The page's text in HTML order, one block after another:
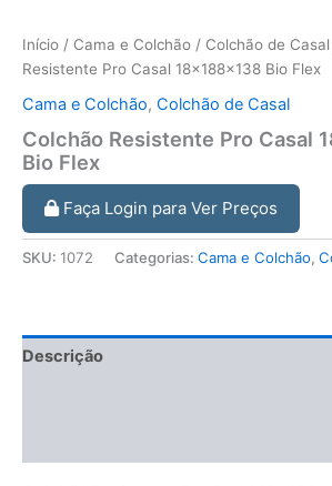
Início / Cama e Colchão / Colchão de Casal
Resistente Pro Casal 18x188x138 Bio Flex
Cama e Colchão, Colchão de Casal
Colchão Resistente Pro Casal
Bio Flex
Faça Login para Ver Preços
SKU: 1072 Categorias: Cama e Colchão,
Descrição